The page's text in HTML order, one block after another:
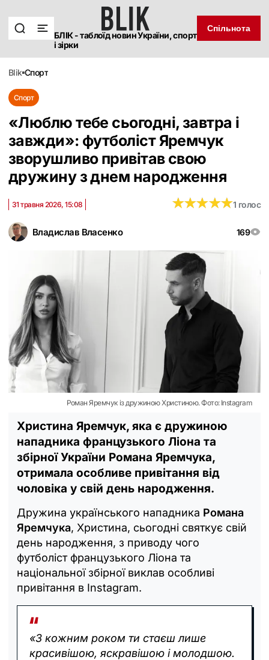
БЛІК - таблоїд новин України, спорт
і зірки
Спільнота
blik спорт
Спорт
«Люблю тебе сьогодні, завтра і
завжди»: футболіст Яремчук
зворушливо привітав свою
дружину з днем народження
Владислав Власенко 169
31 травня 2026, 15:08 ★★★★★
★★★★★1 голос
Роман Яремчук із дружиною Христиною. Фото: Instagram
Христина Яремчук, яка є дружиною
нападника французького Ліона та
збірної України Романа Яремчука,
отримала особливе привітання від
чоловіка у свій день народження.
Дружина українського нападника Романа
Яремчука, Христина, сьогодні святкує свій
день народження, з приводу чого
футболіст французького Ліона та
національної збірної виклав особливі
привітання в Instagram.
«З кожним роком ти стаєш лише
красивішою, яскравішою і молодшою.